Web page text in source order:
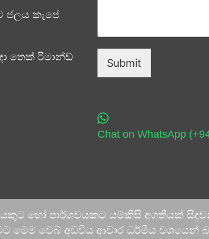
ජලය කැපේ
තෙක් රිමාන්ඩ්
Submit
Chat on WhatsApp
හෝ පාර්ශවයකට යම්කිසි අගතියක්
වෙබ් අඩවිය ආචාර ධර්මීය වශයෙන් බැඳී